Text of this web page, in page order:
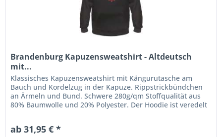
Brandenburg Kapuzensweatshirt - Altdeutsch
mit...
Klassisches Kapuzensweatshirt mit Kängurutasche am
Bauch und Kordelzug in der Kapuze. Rippstrickbündchen
an Ärmeln und Bund. Schwere 280g/qm Stoffqualität aus
80% Baumwolle und 20% Polyester. Der Hoodie ist veredelt
ab 31,95 € *